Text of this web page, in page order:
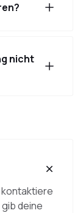
nicht
deine